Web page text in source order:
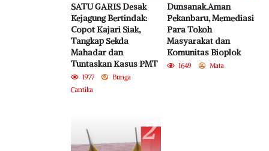
SATU GARIS Desak
Kejagung Bertindak:
Copot Kajari Siak,
Tangkap Sekda
Mahadar dan
Tuntaskan Kasus PMT
1977
Bunga
Cantika
Dunsanak.Aman
Pekanbaru, Memediasi
Para Tokoh
Masyarakat dan
Komunitas Bioplok
1649 Mata
2